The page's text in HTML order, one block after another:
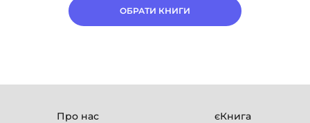
ОБРАТИ КНИГИ
Про нас
єКнига